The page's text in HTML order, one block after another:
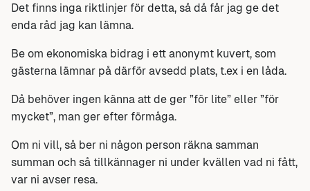
Det finns inga riktlinjer för detta, så då får jag ge det
enda råd jag kan lämna.
Be om ekonomiska bidrag i ett anonymt kuvert, som
gästerna lämnar på därför avsedd plats, t.ex i en låda.
Då behöver ingen känna att de ger ”för lite” eller ”för
mycket”, man ger efter förmåga.
Om ni vill, så ber ni någon person räkna samman
summan och så tillkännager ni under kvällen vad ni fått,
var ni avser resa.